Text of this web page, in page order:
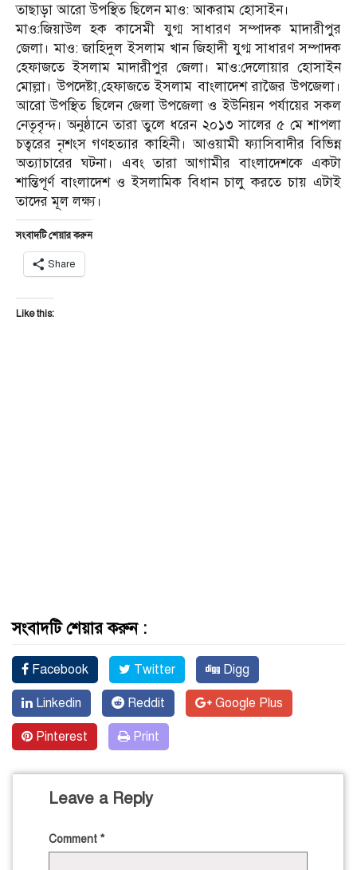
তাছাড়া আরো উপস্থিত ছিলেন মাও: আকরাম হোসাইন।
মাও:জিয়াউল হক কাসেমী যুগ্ম সাধারণ সম্পাদক মাদারীপুর
জেলা। মাও: জাহিদুল ইসলাম খান জিহাদী যুগ্ম সাধারণ সম্পাদক
হেফাজতে ইসলাম মাদারীপুর জেলা। মাও:দেলোয়ার হোসাইন
মোল্লা। উপদেষ্টা,হেফাজতে ইসলাম বাংলাদেশ রাজৈর উপজেলা।
আরো উপস্থিত ছিলেন জেলা উপজেলা ও ইউনিয়ন পর্যায়ের সকল
নেতৃবৃন্দ। অনুষ্ঠানে তারা তুলে ধরেন ২০১৩ সালের ৫ মে শাপলা
চত্বরের নৃশংস গণহত্যার কাহিনী। আওয়ামী ফ্যাসিবাদীর বিভিন্ন
অত্যাচারের ঘটনা। এবং তারা আগামীর বাংলাদেশকে একটা
শান্তিপূর্ণ বাংলাদেশ ও ইসলামিক বিধান চালু করতে চায় এটাই
তাদের মূল লক্ষ্য।
সংবাদটি শেয়ার করুন
Share
Like this:
সংবাদটি শেয়ার করুন :
Facebook Twitter Digg
Linkedin Reddit Google Plus
Pinterest Print
Leave a Reply
Comment *